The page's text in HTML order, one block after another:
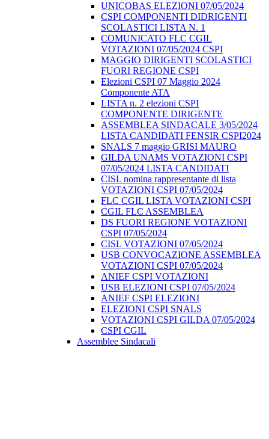
UNICOBAS ELEZIONI 07/05/2024
CSPI COMPONENTI DIDRIGENTI
SCOLASTICI LISTA N. 1
COMUNICATO FLC CGIL
VOTAZIONI 07/05/2024 CSPI
MAGGIO DIRIGENTI SCOLASTICI
FUORI REGIONE CSPI
Elezioni CSPI 07 Maggio 2024
Componente ATA
LISTA n. 2 elezioni CSPI
COMPONENTE DIRIGENTE
ASSEMBLEA SINDACALE 3/05/2024
LISTA CANDIDATI FENSIR CSPI2024
SNALS 7 maggio GRISI MAURO
GILDA UNAMS VOTAZIONI CSPI
07/05/2024 LISTA CANDIDATI
CISL nomina rappresentante di lista
VOTAZIONI CSPI 07/05/2024
FLC CGIL LISTA VOTAZIONI CSPI
CGIL FLC ASSEMBLEA
DS FUORI REGIONE VOTAZIONI
CSPI 07/05/2024
CISL VOTAZIONI 07/05/2024
USB CONVOCAZIONE ASSEMBLEA
VOTAZIONI CSPI 07/05/2024
ANIEF CSPI VOTAZIONI
USB ELEZIONI CSPI 07/05/2024
ANIEF CSPI ELEZIONI
ELEZIONI CSPI SNALS
VOTAZIONI CSPI GILDA 07/05/2024
CSPI CGIL
Assemblee Sindacali